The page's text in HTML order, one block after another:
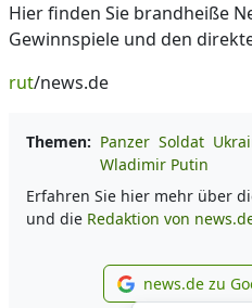
Hier finden Sie brandheiße
Gewinnspiele und den
rut/news.de
Themen: Panzer Soldat
Wladimir Putin
Erfahren Sie hier mehr über
und die Redaktion von
news.de zu